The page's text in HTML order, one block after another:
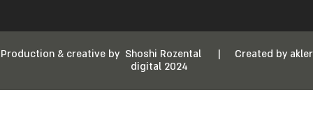
Production & creative by Shoshi Rozental | Created by akler
digital 2024